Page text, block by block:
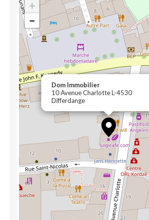
Dom Immobilier
10 Avenue Charlotte L-4530
Differdange
+
−